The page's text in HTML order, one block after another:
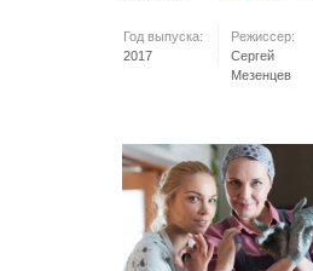
Год выпуска:
2017
Режиссер:
Сергей
Мезенцев